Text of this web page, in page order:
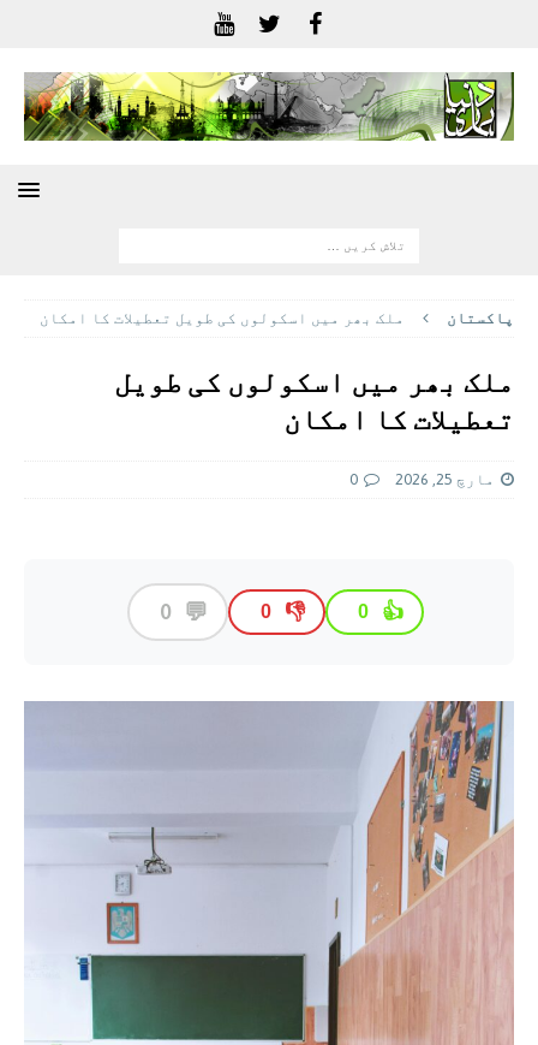
پاکستان ملک بھر ميں اسکولوں کی طویل تعطیلات کا امکان
ملک بھر ميں اسکولوں کی طویل
تعطیلات کا امکان
مارچ 25, 2026 0
👍
0
👎
0
💬
0